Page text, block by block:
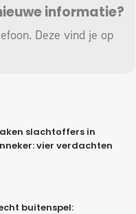
informatie?
Deze vind je op
slachtoffers in
vier verdachten
buitenspel: